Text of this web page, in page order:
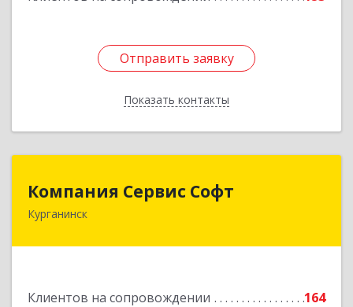
Отправить заявку
Показать контакты
Отправить заявку
Назад
Компания Сервис Софт
Курганинск
Клиентов на сопровождении 164
Компания Сервис Софт
352430, Краснодарский край, Курганинск г,